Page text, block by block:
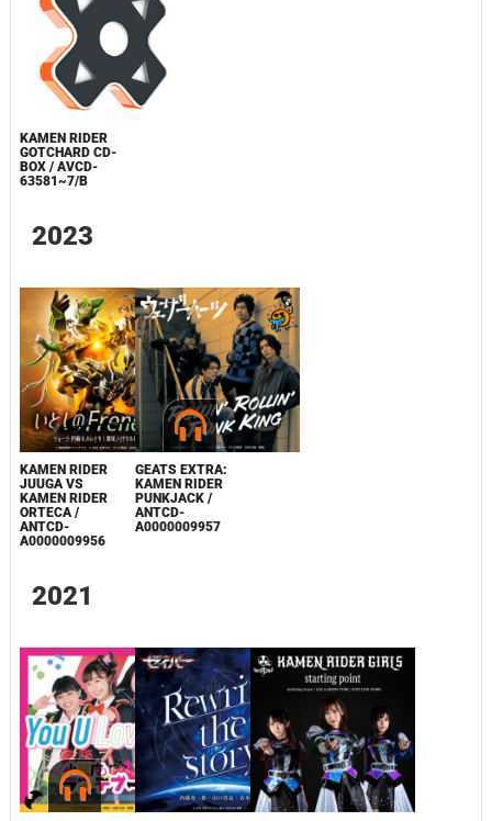
KAMEN RIDER
GOTCHARD CD-
BOX / AVCD-
63581~7/B
2023
KAMEN RIDER
JUUGA VS
KAMEN RIDER
ORTECA /
ANTCD-
A0000009956
GEATS EXTRA:
KAMEN RIDER
PUNKJACK /
ANTCD-
A0000009957
2021